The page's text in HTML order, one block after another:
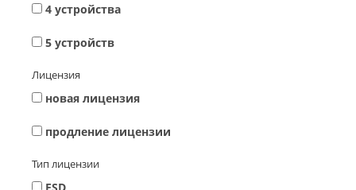
4 устройства
5 устройств
Лицензия
новая лицензия
продление лицензии
Тип лицензии